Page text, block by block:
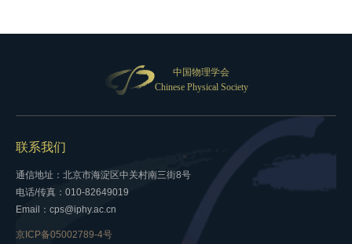
中国物理学会
Chinese Physical Society
联系我们
通信地址：北京市海淀区中关村南三街8号
电话/传真：010-82649019
Email：cps@iphy.ac.cn
京ICP备05002789-4号